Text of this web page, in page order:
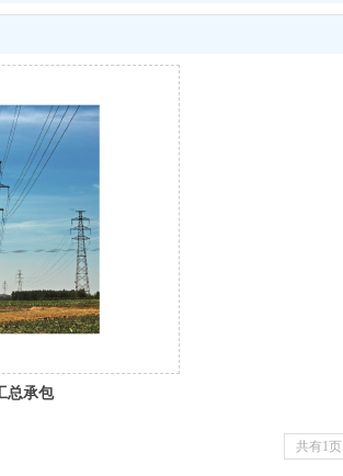
总承包
共有1页